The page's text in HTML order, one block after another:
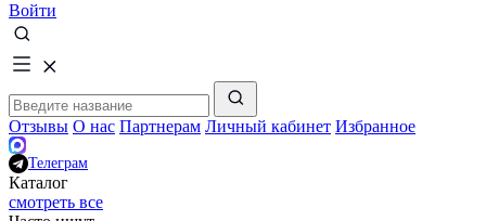
Войти
Отзывы О нас Партнерам Личный кабинет Избранное
Телеграм
Каталог
смотреть все